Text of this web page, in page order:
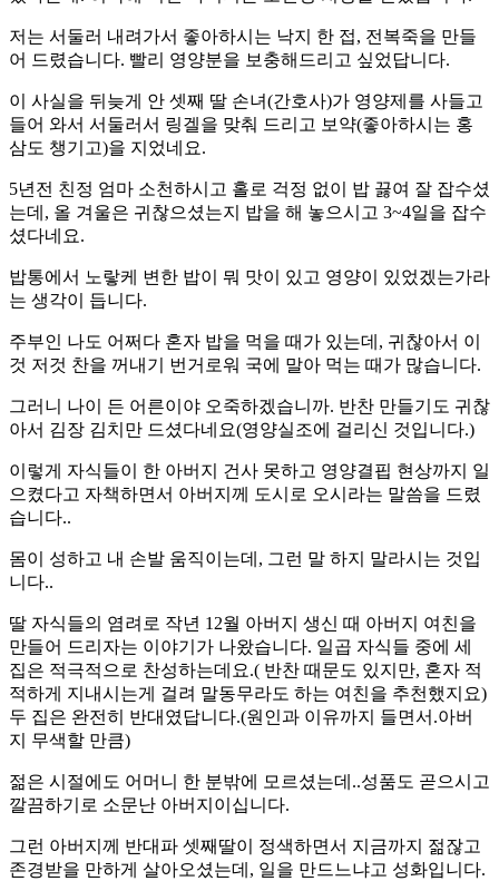
저는 서둘러 내려가서 좋아하시는 낙지 한 접, 전복죽을 만들
어 드렸습니다. 빨리 영양분을 보충해드리고 싶었답니다.
이 사실을 뒤늦게 안 셋째 딸 손녀(간호사)가 영양제를 사들고
들어 와서 서둘러서 링겔을 맞춰 드리고 보약(좋아하시는 홍
삼도 챙기고)을 지었네요.
5년전 친정 엄마 소천하시고 홀로 걱정 없이 밥 끓여 잘 잡수셨
는데, 올 겨울은 귀찮으셨는지 밥을 해 놓으시고 3~4일을 잡수
셨다네요.
밥통에서 노랗케 변한 밥이 뭐 맛이 있고 영양이 있었겠는가라
는 생각이 듭니다.
주부인 나도 어쩌다 혼자 밥을 먹을 때가 있는데, 귀찮아서 이
것 저것 찬을 꺼내기 번거로워 국에 말아 먹는 때가 많습니다.
그러니 나이 든 어른이야 오죽하겠습니까. 반찬 만들기도 귀찮
아서 김장 김치만 드셨다네요(영양실조에 걸리신 것입니다.)
이렇게 자식들이 한 아버지 건사 못하고 영양결핍 현상까지 일
으켰다고 자책하면서 아버지께 도시로 오시라는 말씀을 드렸
습니다..
몸이 성하고 내 손발 움직이는데, 그런 말 하지 말라시는 것입
니다..
딸 자식들의 염려로 작년 12월 아버지 생신 때 아버지 여친을
만들어 드리자는 이야기가 나왔습니다. 일곱 자식들 중에 세
집은 적극적으로 찬성하는데요.( 반찬 때문도 있지만, 혼자 적
적하게 지내시는게 걸려 말동무라도 하는 여친을 추천했지요)
두 집은 완전히 반대였답니다.(원인과 이유까지 들면서.아버
지 무색할 만큼)
젊은 시절에도 어머니 한 분밖에 모르셨는데..성품도 곧으시고
깔끔하기로 소문난 아버지이십니다.
그런 아버지께 반대파 셋째딸이 정색하면서 지금까지 젊잖고
존경받을 만하게 살아오셨는데, 일을 만드느냐고 성화입니다.